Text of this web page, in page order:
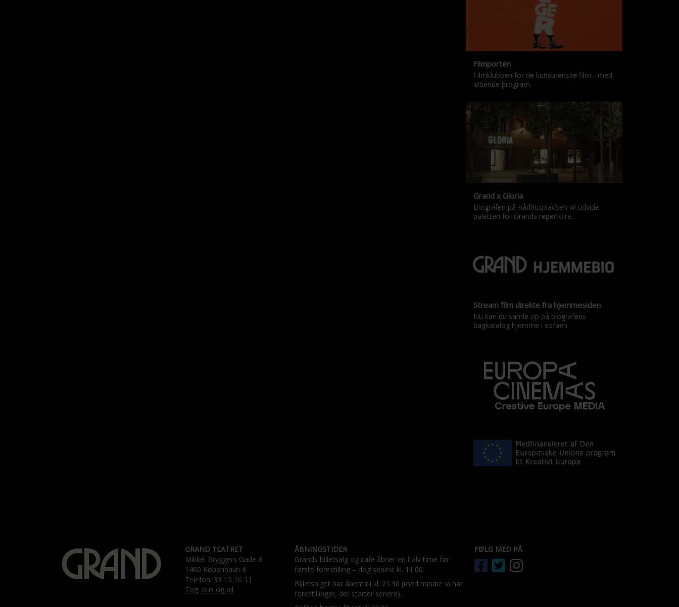
Filmporten
Filmklubben for de kunstneriske film - med
løbende program.
Grand x Gloria
Biografen på Rådhuspladsen vil udvide
paletten for Grands repertoire.
Stream film direkte fra hjemmesiden
Nu kan du samle op på biografens
bagkatalog hjemme i sofaen.
GRAND TEATRET
Mikkel Bryggers Gade 8
1460 København K
Telefon: 33 15 16 11
Tog, bus og bil
ÅBNINGSTIDER
Grands billetsalg og café åbner en halv time før
første forestilling – dog senest kl. 11.00.
Billetsalget har åbent til kl. 21.30 (med mindre vi har
forestillinger, der starter senere).
FØLG MED PÅ